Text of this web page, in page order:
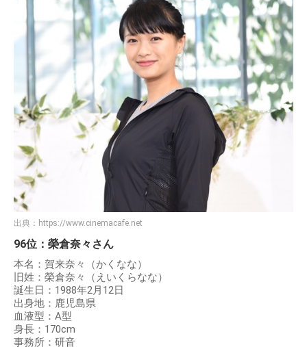
出典： https://www.cinemacafe.net
96位：榮倉奈々さん
本名：賀来奈々（かくなな）
旧姓：榮倉奈々（えいくらなな）
誕生日：1988年2月12日
出身地：鹿児島県
血液型：A型
身長：170cm
事務所：研音